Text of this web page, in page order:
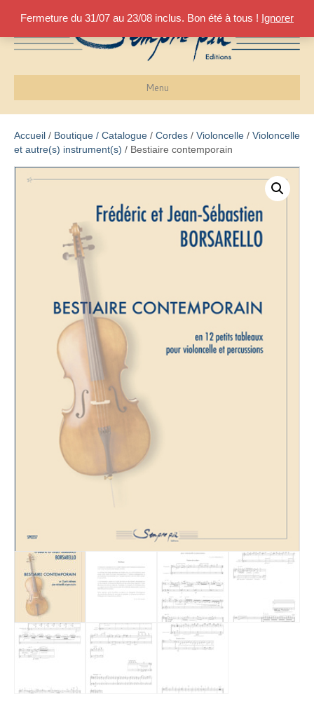
Fermeture du 31/07 au 23/08 inclus. Bon été à tous ! Ignorer
Menu
Accueil / Boutique / Catalogue / Cordes / Violoncelle / Violoncelle
et autre(s) instrument(s) / Bestiaire contemporain